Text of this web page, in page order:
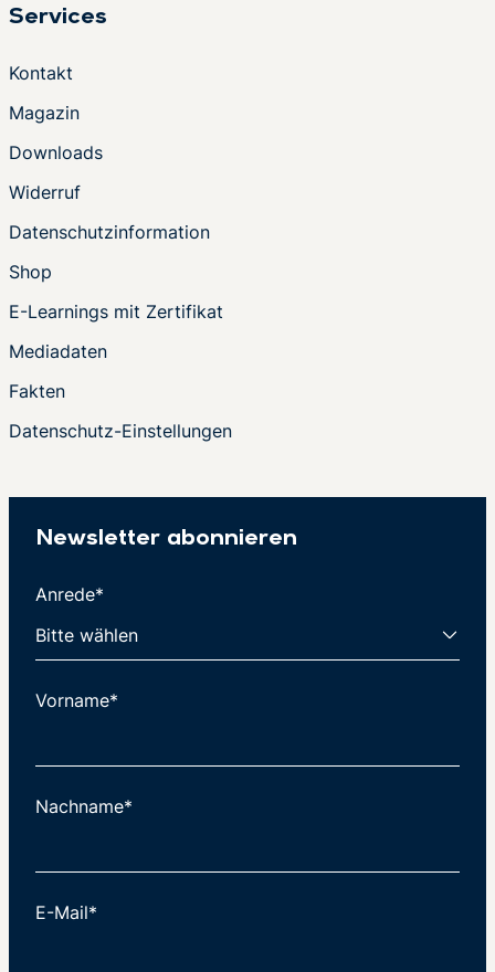
Services
Kontakt
Magazin
Downloads
Widerruf
Datenschutzinformation
Shop
E-Learnings mit Zertifikat
Mediadaten
Fakten
Datenschutz-Einstellungen
Newsletter abonnieren
Anrede*
Vorname*
Nachname*
E-Mail*